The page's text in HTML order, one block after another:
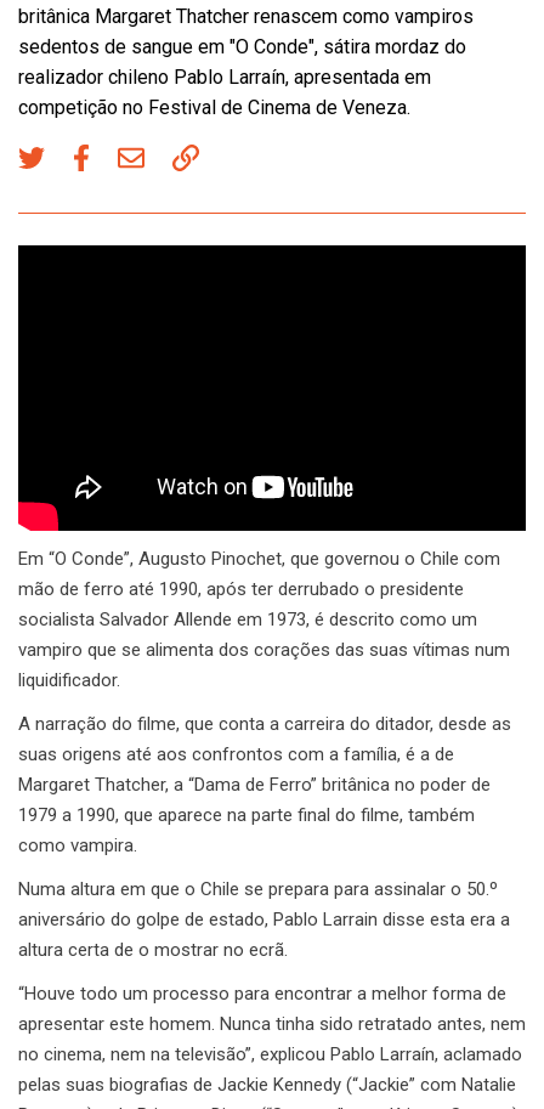
britânica Margaret Thatcher renascem como vampiros
sedentos de sangue em "O Conde", sátira mordaz do
realizador chileno Pablo Larraín, apresentada em
competição no Festival de Cinema de Veneza.
Em “O Conde”, Augusto Pinochet, que governou o Chile com
mão de ferro até 1990, após ter derrubado o presidente
socialista Salvador Allende em 1973, é descrito como um
vampiro que se alimenta dos corações das suas vítimas num
liquidificador.
A narração do filme, que conta a carreira do ditador, desde as
suas origens até aos confrontos com a família, é a de
Margaret Thatcher, a “Dama de Ferro” britânica no poder de
1979 a 1990, que aparece na parte final do filme, também
como vampira.
Numa altura em que o Chile se prepara para assinalar o 50.º
aniversário do golpe de estado, Pablo Larrain disse esta era a
altura certa de o mostrar no ecrã.
“Houve todo um processo para encontrar a melhor forma de
apresentar este homem. Nunca tinha sido retratado antes, nem
no cinema, nem na televisão”, explicou Pablo Larraín, aclamado
pelas suas biografias de Jackie Kennedy (“Jackie” com Natalie